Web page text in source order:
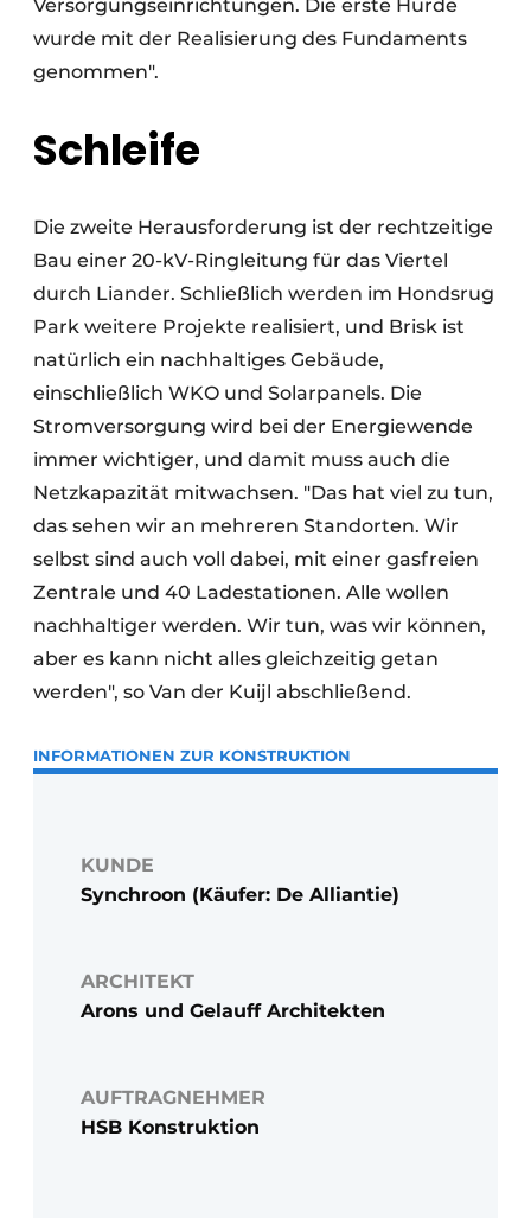
Versorgungseinrichtungen. Die erste Hürde
wurde mit der Realisierung des Fundaments
genommen".
Schleife
Die zweite Herausforderung ist der rechtzeitige
Bau einer 20-kV-Ringleitung für das Viertel
durch Liander. Schließlich werden im Hondsrug
Park weitere Projekte realisiert, und Brisk ist
natürlich ein nachhaltiges Gebäude,
einschließlich WKO und Solarpanels. Die
Stromversorgung wird bei der Energiewende
immer wichtiger, und damit muss auch die
Netzkapazität mitwachsen. "Das hat viel zu tun,
das sehen wir an mehreren Standorten. Wir
selbst sind auch voll dabei, mit einer gasfreien
Zentrale und 40 Ladestationen. Alle wollen
nachhaltiger werden. Wir tun, was wir können,
aber es kann nicht alles gleichzeitig getan
werden", so Van der Kuijl abschließend.
INFORMATIONEN ZUR KONSTRUKTION
KUNDE
Synchroon (Käufer: De Alliantie)
ARCHITEKT
Arons und Gelauff Architekten
AUFTRAGNEHMER
HSB Konstruktion